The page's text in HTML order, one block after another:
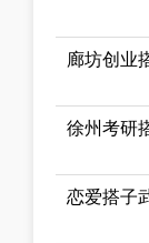
廊坊创业
徐州考研
恋爱搭子